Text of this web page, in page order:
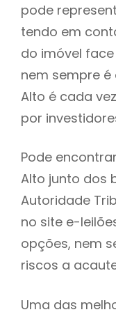
pode
tendo em
do imóvel
nem sempre é
Alto é cada
por
Pode
Alto junto dos
Autoridade
no site e-
opções, nem
riscos a
Uma das